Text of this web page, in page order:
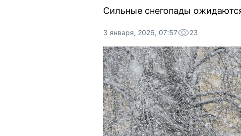
Сильные снегопады
3 января, 2026, 07:57 23